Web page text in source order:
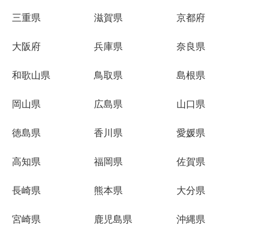
三重県 滋賀県 京都府
大阪府 兵庫県 奈良県
和歌山県 鳥取県 島根県
岡山県 広島県 山口県
徳島県 香川県 愛媛県
高知県 福岡県 佐賀県
長崎県 熊本県 大分県
宮崎県 鹿児島県 沖縄県